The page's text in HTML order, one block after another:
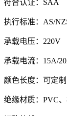
符合认证：SAA
执行标准：AS/
承载电压：220V
承载电流：15A/
颜色长度：可定制
绝缘材质：PVC